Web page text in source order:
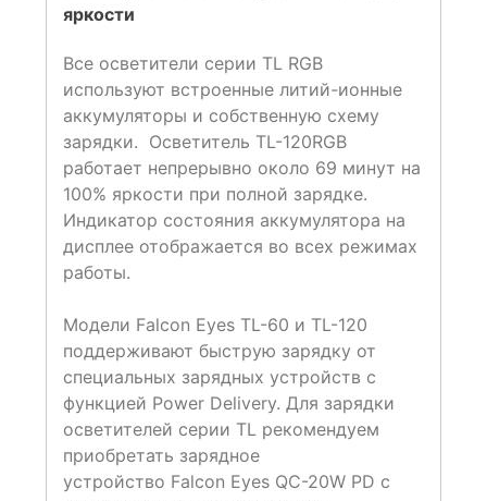
яркости
Все осветители серии TL RGB
используют встроенные литий-ионные
аккумуляторы и собственную схему
зарядки. Осветитель TL-120RGB
работает непрерывно около 69 минут на
100% яркости при полной зарядке.
Индикатор состояния аккумулятора на
дисплее отображается во всех режимах
работы.
Модели Falcon Eyes TL-60 и TL-120
поддерживают быструю зарядку от
специальных зарядных устройств с
функцией Power Delivery. Для зарядки
осветителей серии TL рекомендуем
приобретать зарядное
устройство Falcon Eyes QC-20W PD с